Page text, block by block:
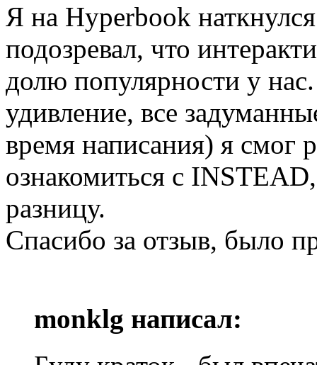
Я на Hyperbook
подозревал, что
долю популярности у
удивление, все
время написания) я смог
ознакомиться с
разницу.
Спасибо за отзыв, было
monklg написал: